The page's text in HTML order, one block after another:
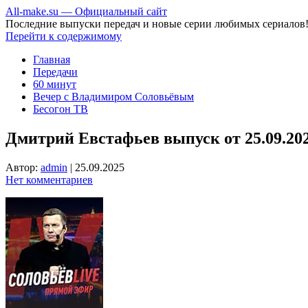
All-make.su — Официальный сайт
Последние выпуски передач и новые серии любимых сериалов!
Перейти к содержимому
Главная
Передачи
60 минут
Вечер с Владимиром Соловьёвым
Бесогон ТВ
Дмитрий Евстафьев выпуск от
Автор: admin | 25.09.2025
Нет комментариев